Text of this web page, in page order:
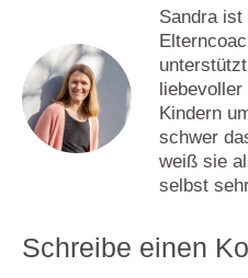
Sandra ist
Kindern
schwer
weiß sie
selbst
Schreibe einen